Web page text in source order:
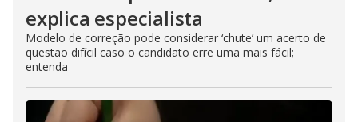
explica especialista
Modelo de correção pode considerar ‘chute’ um acerto de
questão difícil caso o candidato erre uma mais fácil;
entenda